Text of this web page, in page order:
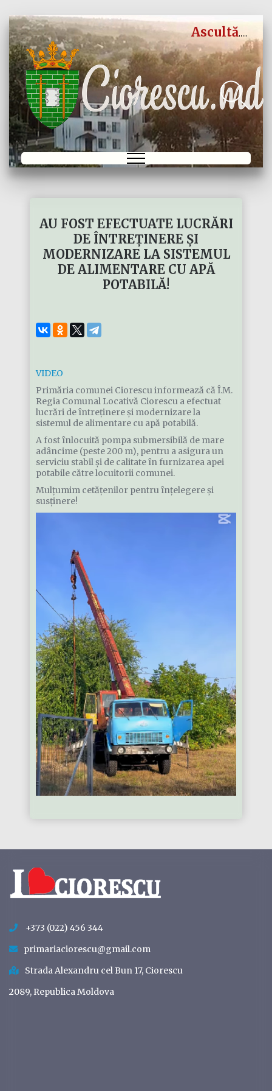
Ascultă
AU FOST EFECTUATE LUCRĂRI
DE ÎNTREȚINERE ȘI
MODERNIZARE LA SISTEMUL
DE ALIMENTARE CU APĂ
POTABILĂ!
VIDEO
Primăria comunei Ciorescu informează că Î.M.
Regia Comunal Locativă Ciorescu a efectuat
lucrări de întreținere și modernizare la
sistemul de alimentare cu apă potabilă.
A fost înlocuită pompa submersibilă de mare
adâncime (peste 200 m), pentru a asigura un
serviciu stabil și de calitate în furnizarea apei
potabile către locuitorii comunei.
Mulțumim cetățenilor pentru înțelegere și
susținere!
+373 (022) 456 344
primariaciorescu@gmail.com
Strada Alexandru cel Bun 17, Ciorescu
2089, Republica Moldova